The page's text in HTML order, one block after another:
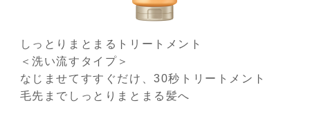
しっとりまとまるトリートメント
＜洗い流すタイプ＞
なじませてすすぐだけ、30秒トリートメント
毛先までしっとりまとまる髪へ